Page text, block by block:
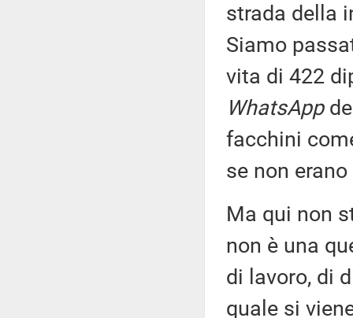
strada della
Siamo
vita di 422
WhatsApp
facchini
se non
Ma qui non
non è una
di lavoro, di
quale si